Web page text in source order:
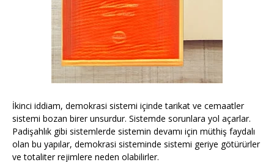
İkinci iddiam, demokrasi sistemi içinde tarikat ve cemaatler
sistemi bozan birer unsurdur. Sistemde sorunlara yol açarlar.
Padişahlık gibi sistemlerde sistemin devamı için müthiş faydalı
olan bu yapılar, demokrasi sisteminde sistemi geriye götürürler
ve totaliter rejimlere neden olabilirler.